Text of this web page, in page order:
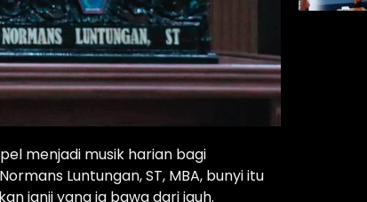
menjadi musik harian bagi
Luntungan, ST, MBA, bunyi itu
janji yang ia bawa dari jauh.